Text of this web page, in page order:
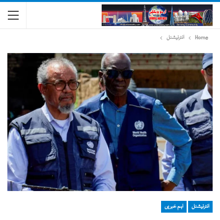
Home انٹرنیشنل
انٹرنیشنل اہم خبریں